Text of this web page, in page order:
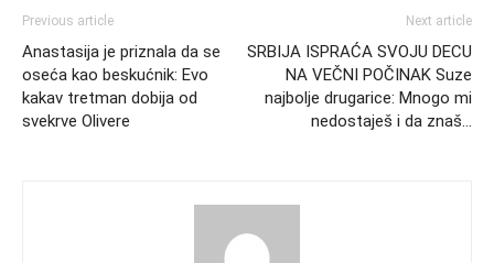
Previous article
Anastasija je priznala da se
oseća kao beskućnik: Evo
kakav tretman dobija od
svekrve Olivere
Next article
SRBIJA ISPRAĆA SVOJU DECU
NA VEČNI POČINAK Suze
najbolje drugarice: Mnogo mi
nedostaješ i da znaš…